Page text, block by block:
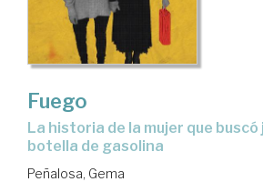
Fuego
la historia de la mujer que buscó justicia en una
botella de gasolina
Peñalosa, Gema